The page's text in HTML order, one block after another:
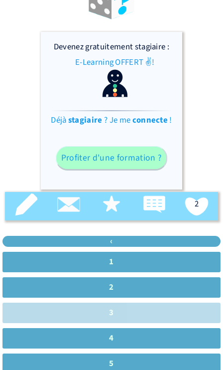
Devenez gratuitement stagiaire :
E-Learning OFFERT ✌!
Déjàstagiaire ? Je meconnecte !
Profiter d'une formation ?
2
‹
1
2
3
4
5